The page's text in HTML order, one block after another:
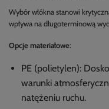
Wybór włókna stanowi
wpływa na długoterminową
Opcje materiałowe:
PE (polietylen):
warunki
natężeniu ruchu.